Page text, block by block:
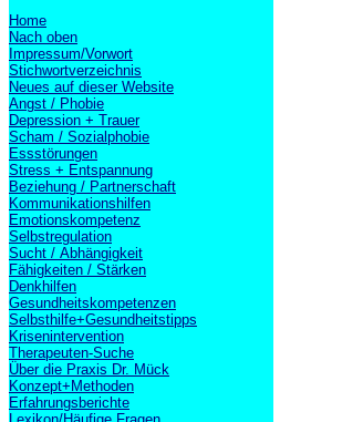
Home
Nach oben
Impressum/Vorwort
Stichwortverzeichnis
Neues auf dieser Website
Angst / Phobie
Depression + Trauer
Scham / Sozialphobie
Essstörungen
Stress + Entspannung
Beziehung / Partnerschaft
Kommunikationshilfen
Emotionskompetenz
Selbstregulation
Sucht / Abhängigkeit
Fähigkeiten / Stärken
Denkhilfen
Gesundheitskompetenzen
Selbsthilfe+Gesundheitstipps
Krisenintervention
Therapeuten-Suche
Über die Praxis Dr. Mück
Konzept+Methoden
Erfahrungsberichte